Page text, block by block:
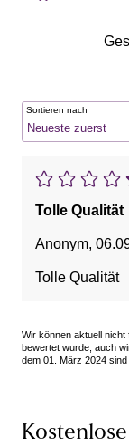
Sortieren nach
Tolle Qualität
Anonym,
Tolle Qualität
Wir können aktuell
bewertet wurde, auch
dem 01. März 2024